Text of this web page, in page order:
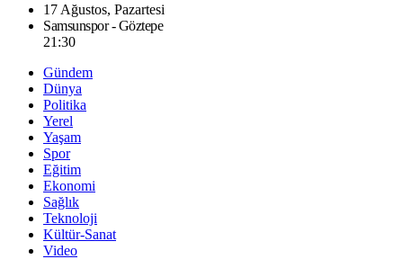
17 Ağustos, Pazartesi
Samsunspor - Göztepe
21:30
Gündem
Dünya
Politika
Yerel
Yaşam
Spor
Eğitim
Ekonomi
Sağlık
Teknoloji
Kültür-Sanat
Video